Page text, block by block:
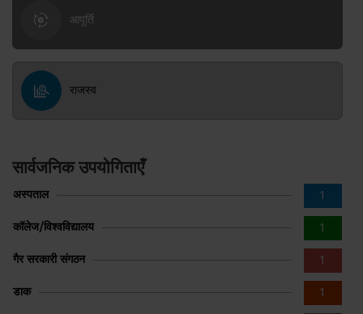
आपूर्ति
राजस्व
सार्वजनिक उपयोगिताएँ
1
अस्पताल
1
कॉलेज/विश्वविद्यालय
1
गैर सरकारी संगठन
1
डाक